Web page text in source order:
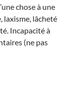
chose à une
laxisme, lâcheté
Incapacité à
(ne pas